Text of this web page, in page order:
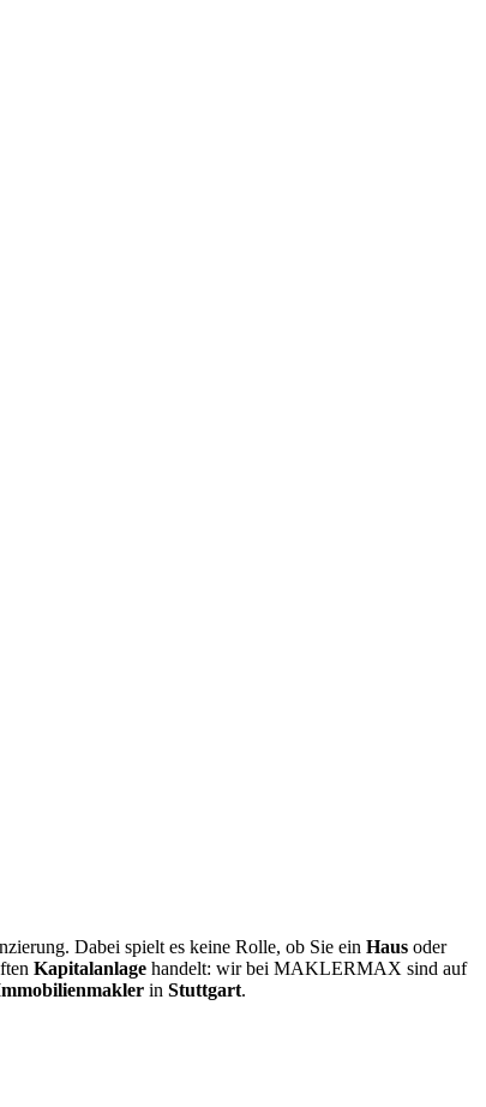
Dabei spielt es keine Rolle, ob Sie ein Haus oder
Kapitalanlage handelt: wir bei MAKLERMAX sind auf
in Stuttgart.